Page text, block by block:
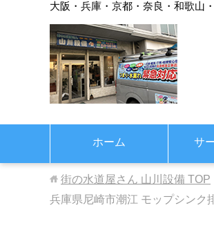
大阪・兵庫・京都・奈良・和歌山
ホーム サ
街の水道屋さん 山川設備 TOP
兵庫県尼崎市潮江 モップシンク